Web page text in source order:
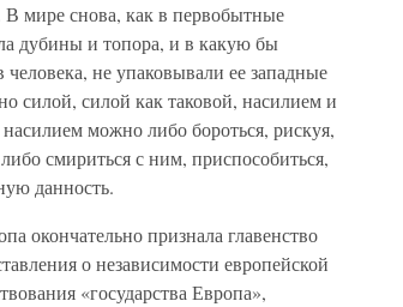
В мире снова, как в первобытные
дубины и топора, и в какую бы
не упаковывали ее западные
силой, силой как таковой, насилием и
можно либо бороться, рискуя,
смириться с ним, приспособиться,
данность.
окончательно признала главенство
о независимости европейской
«государства Европа»,